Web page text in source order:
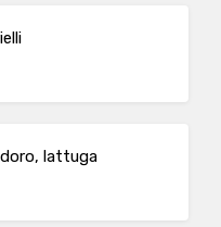
lattuga